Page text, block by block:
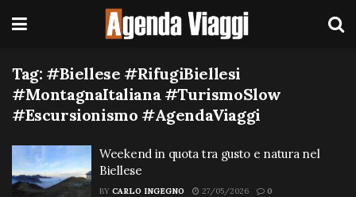
Tag: #Biellese #RifugiBiellesi
#MontagnaItaliana #TurismoSlow
#Escursionismo #AgendaViaggi
Weekend in quota tra gusto e natura nel
Biellese
BY CARLO INGEGNO 27/05/2026 0